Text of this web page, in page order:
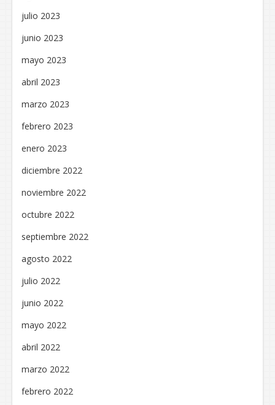
julio 2023
junio 2023
mayo 2023
abril 2023
marzo 2023
febrero 2023
enero 2023
diciembre 2022
noviembre 2022
octubre 2022
septiembre 2022
agosto 2022
julio 2022
junio 2022
mayo 2022
abril 2022
marzo 2022
febrero 2022